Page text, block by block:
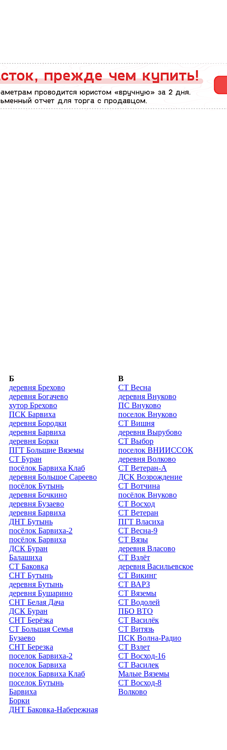
Б
деревня Брехово
деревня Богачево
хутор Брехово
ПСК Барвиха
деревня Бородки
деревня Барвиха
деревня Борки
ПГТ Большие Вяземы
СТ Буран
посёлок Барвиха Клаб
деревня Большое Сареево
посёлок Бутынь
деревня Бочкино
деревня Бузаево
деревня Барвиха
ДНТ Бутынь
посёлок Барвиха-2
посёлок Барвиха
ДСК Буран
Балашиха
СТ Баковка
СНТ Бутынь
деревня Бутынь
деревня Бушарино
СНТ Белая Дача
ДСК Буран
СНТ Берёзка
СТ Большая Семья
Бузаево
СНТ Березка
поселок Барвиха-2
поселок Барвиха
поселок Барвиха Клаб
поселок Бутынь
Барвиха
Борки
ДНТ Баковка-Набережная
В
СТ Весна
деревня Внуково
ПС Внуково
поселок Внуково
СТ Вишня
деревня Вырубово
СТ Выбор
поселок ВНИИССОК
деревня Волково
СТ Ветеран-А
ДСК Возрождение
СТ Вотчина
посёлок Внуково
СТ Восход
СТ Ветеран
ПГТ Власиха
СТ Весна-9
СТ Вязы
деревня Власово
СТ Взлёт
деревня Васильевское
СТ Викинг
СТ ВАРЗ
СТ Вяземы
СТ Водолей
ПБО ВТО
СТ Василёк
СТ Витязь
ПСК Волна-Радио
СТ Взлет
СТ Восход-16
СТ Василек
Малые Вяземы
СТ Восход-8
Волково